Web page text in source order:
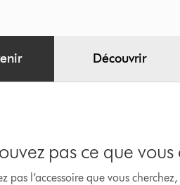
Découvrir
pas ce que
pas l’accessoire que vous